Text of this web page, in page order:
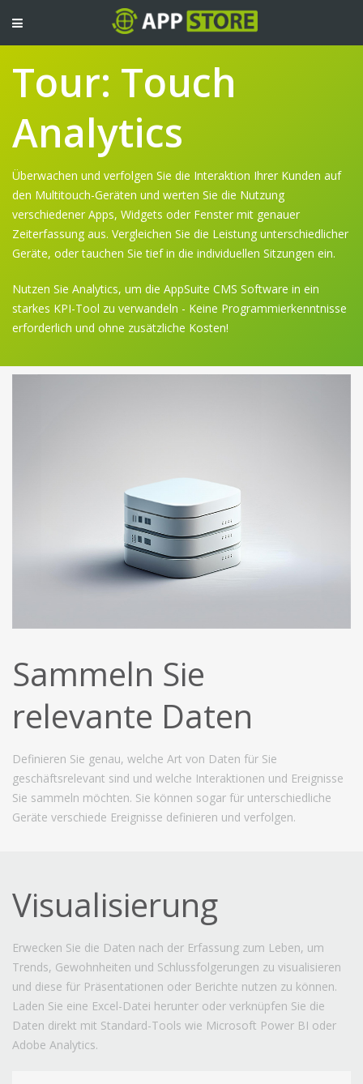
TOGGLE
NAVIGATION
Tour: Touch
Analytics
Überwachen und verfolgen Sie die Interaktion Ihrer Kunden auf
den Multitouch-Geräten und werten Sie die Nutzung
verschiedener Apps, Widgets oder Fenster mit genauer
Zeiterfassung aus. Vergleichen Sie die Leistung unterschiedlicher
Geräte, oder tauchen Sie tief in die individuellen Sitzungen ein.
Nutzen Sie Analytics, um die AppSuite CMS Software in ein
starkes KPI-Tool zu verwandeln - Keine Programmierkenntnisse
erforderlich und ohne zusätzliche Kosten!
Sammeln Sie
relevante Daten
Definieren Sie genau, welche Art von Daten für Sie
geschäftsrelevant sind und welche Interaktionen und Ereignisse
Sie sammeln möchten. Sie können sogar für unterschiedliche
Geräte verschiede Ereignisse definieren und verfolgen.
Visualisierung
Erwecken Sie die Daten nach der Erfassung zum Leben, um
Trends, Gewohnheiten und Schlussfolgerungen zu visualisieren
und diese für Präsentationen oder Berichte nutzen zu können.
Laden Sie eine Excel-Datei herunter oder verknüpfen Sie die
Daten direkt mit Standard-Tools wie Microsoft Power BI oder
Adobe Analytics.